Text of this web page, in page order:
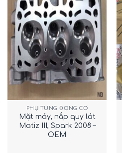
PHỤ TÙNG ĐỘNG CƠ
Mặt máy, nắp quy lát
Matiz III, Spark 2008 –
OEM